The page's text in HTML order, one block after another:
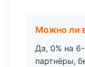
Можно ли
Да, 0% на
партнёры,